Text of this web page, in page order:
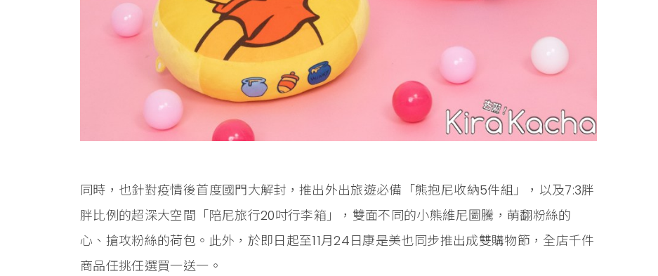
同時，也針對疫情後首度國門大解封，推出外出旅遊必備「熊抱尼收納5件組」，以及7:3胖
胖比例的超深大空間「陪尼旅行20吋行李箱」，雙面不同的小熊維尼圖騰，萌翻粉絲的
心、搶攻粉絲的荷包。此外，於即日起至11月24日康是美也同步推出成雙購物節，全店千件
商品任挑任選買一送一。